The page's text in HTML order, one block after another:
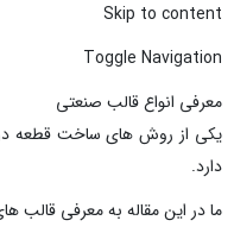
Skip to content
Toggle Navigation
معرفی انواع قالب صنعتی
یکی از روش های ساخت قطعه در
دارد.
ما در این مقاله به معرفی قالب